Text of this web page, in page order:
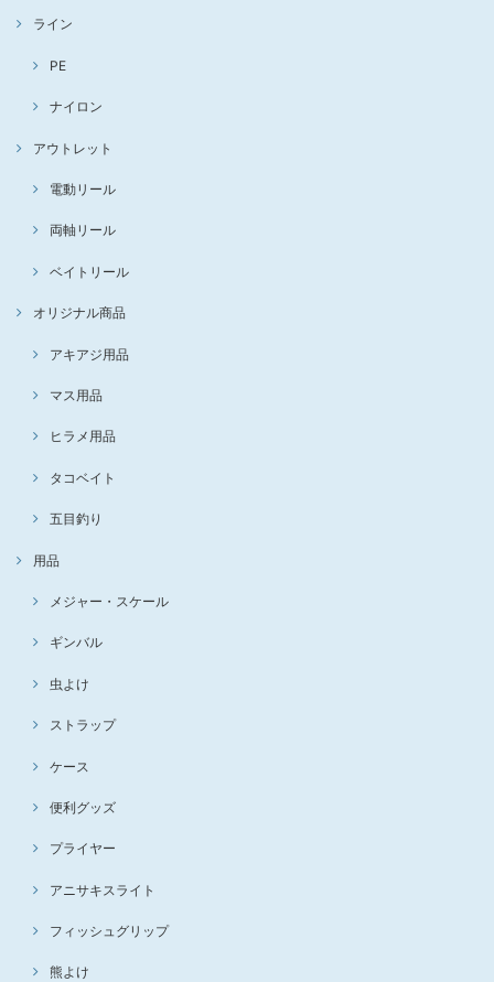
ライン
PE
ナイロン
アウトレット
電動リール
両軸リール
ベイトリール
オリジナル商品
アキアジ用品
マス用品
ヒラメ用品
タコベイト
五目釣り
用品
メジャー・スケール
ギンバル
虫よけ
ストラップ
ケース
便利グッズ
プライヤー
アニサキスライト
フィッシュグリップ
熊よけ